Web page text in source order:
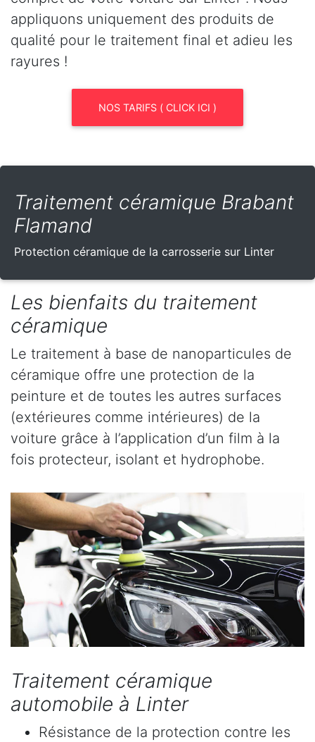
appliquons uniquement des produits de
qualité pour le traitement final et adieu les
rayures !
NOS TARIFS ( CLICK ICI )
Traitement céramique Brabant
Flamand
Protection céramique de la carrosserie sur Linter
Les bienfaits du traitement
céramique
Le traitement à base de nanoparticules de
céramique offre une protection de la
peinture et de toutes les autres surfaces
(extérieures comme intérieures) de la
voiture grâce à l’application d’un film à la
fois protecteur, isolant et hydrophobe.
Traitement céramique
automobile à Linter
Résistance de la protection contre les